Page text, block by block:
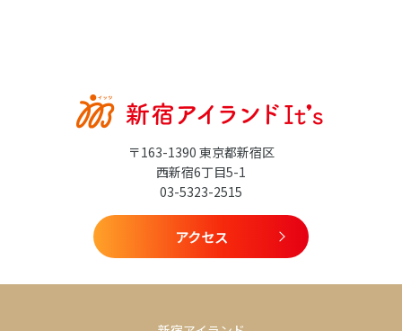
〒163-1390 東京都新宿区
西新宿6丁目5-1
03-5323-2515
アクセス